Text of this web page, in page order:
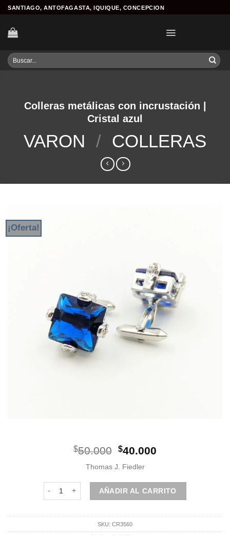
Skip
content
SANTIAGO, ANTOFAGASTA, IQUIQUE, CONCEPCION
Buscar
por:
Colleras metálicas con incrustación |
Cristal azul
VARON / COLLERAS
¡Oferta!
$50.000 El
original
era:
$50.000.
$40.000
es:
$40.000.
Thomas J. Fiedler
Colleras metálicas con incrustación | Cristal azul cantidad
AÑADIR AL CARRITO
SKU: CR3560